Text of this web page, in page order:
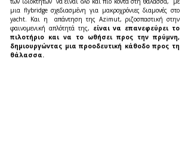
μια flybridge σχεδιασμένη για μακροχρόνιες διαμονές στο
yacht. Και η  απάντηση της Azimut, ριζοσπαστική στην
φαινομενική απλότητά της, είναι να επανεφεύρει το
πιλοτήριο και να το ωθήσει προς την πρύμνη,
δημιουργώντας μια προοδευτική κάθοδο προς τη
θάλασσα.